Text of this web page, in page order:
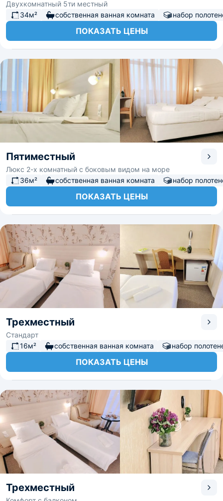
Двухкомнатный 5ти местный
34м²
собственная ванная комната набор
ПОКАЗАТЬ ЦЕНЫ
Пятиместный
Люкс 2-х комнатный с боковым видом на море
36м²
собственная ванная комната набор
ПОКАЗАТЬ ЦЕНЫ
Трехместный
Стандарт
16м²
собственная ванная комната набор
ПОКАЗАТЬ ЦЕНЫ
Трехместный